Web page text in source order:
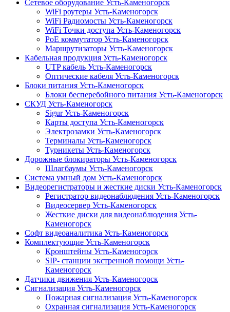
Сетевое оборудование Усть-Каменогорск
WiFi роутеры Усть-Каменогорск
WiFi Радиомосты Усть-Каменогорск
WiFi Точки доступа Усть-Каменогорск
PoE коммутатор Усть-Каменогорск
Маршрутизаторы Усть-Каменогорск
Кабельная продукция Усть-Каменогорск
UTP кабель Усть-Каменогорск
Оптические кабеля Усть-Каменогорск
Блоки питания Усть-Каменогорск
Блоки бесперебойного питания Усть-Каменогорск
СКУД Усть-Каменогорск
Sigur Усть-Каменогорск
Карты доступа Усть-Каменогорск
Электрозамки Усть-Каменогорск
Терминалы Усть-Каменогорск
Турникеты Усть-Каменогорск
Дорожные блокираторы Усть-Каменогорск
Шлагбаумы Усть-Каменогорск
Система умный дом Усть-Каменогорск
Видеорегистраторы и жесткие диски Усть-Каменогорск
Регистратор видеонаблюдения Усть-Каменогорск
Видеосервер Усть-Каменогорск
Жесткие диски для видеонаблюдения Усть-
Каменогорск
Софт видеоаналитика Усть-Каменогорск
Комплектующие Усть-Каменогорск
Кронштейны Усть-Каменогорск
SIP- станции экстренной помощи Усть-
Каменогорск
Датчики движения Усть-Каменогорск
Сигнализация Усть-Каменогорск
Пожарная сигнализация Усть-Каменогорск
Охранная сигнализация Усть-Каменогорск